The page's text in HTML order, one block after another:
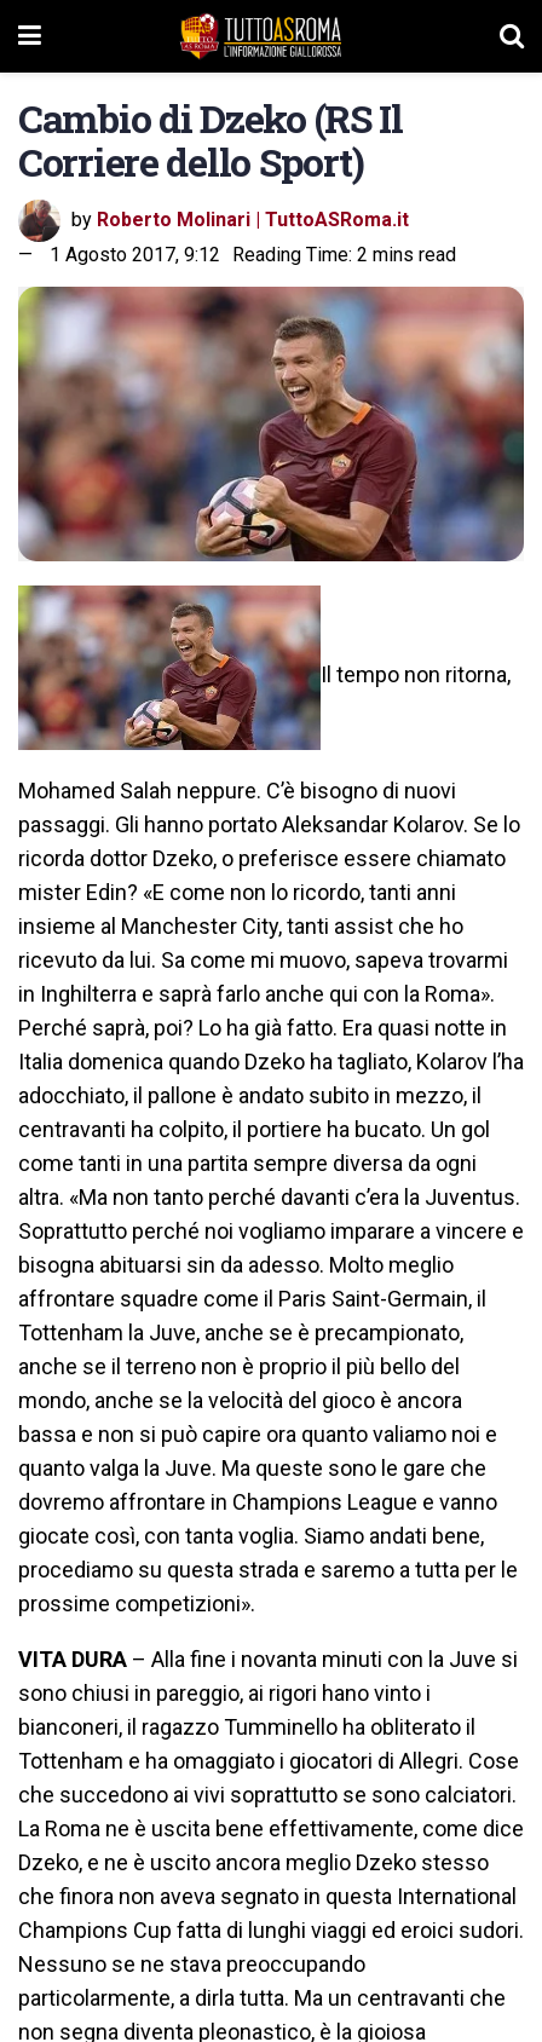
Cambio di Dzeko (RS Il
Corriere dello Sport)
by Roberto Molinari | TuttoASRoma.it
1 Agosto 2017, 9:12
Reading Time: 2 mins read
Il tempo non ritorna,
Mohamed Salah neppure. C’è bisogno di nuovi
passaggi. Gli hanno portato Aleksandar Kolarov. Se lo
ricorda dottor Dzeko, o preferisce essere chiamato
mister Edin? «E come non lo ricordo, tanti anni
insieme al Manchester City, tanti assist che ho
ricevuto da lui. Sa come mi muovo, sapeva trovarmi
in Inghilterra e saprà farlo anche qui con la Roma».
Perché saprà, poi? Lo ha già fatto. Era quasi notte in
Italia domenica quando Dzeko ha tagliato, Kolarov l’ha
adocchiato, il pallone è andato subito in mezzo, il
centravanti ha colpito, il portiere ha bucato. Un gol
come tanti in una partita sempre diversa da ogni
altra. «Ma non tanto perché davanti c’era la Juventus.
Soprattutto perché noi vogliamo imparare a vincere e
bisogna abituarsi sin da adesso. Molto meglio
affrontare squadre come il Paris Saint-Germain, il
Tottenham la Juve, anche se è precampionato,
anche se il terreno non è proprio il più bello del
mondo, anche se la velocità del gioco è ancora
bassa e non si può capire ora quanto valiamo noi e
quanto valga la Juve. Ma queste sono le gare che
dovremo affrontare in Champions League e vanno
giocate così, con tanta voglia. Siamo andati bene,
procediamo su questa strada e saremo a tutta per le
prossime competizioni».
VITA DURA – Alla fine i novanta minuti con la Juve si
sono chiusi in pareggio, ai rigori hano vinto i
bianconeri, il ragazzo Tumminello ha obliterato il
Tottenham e ha omaggiato i giocatori di Allegri. Cose
che succedono ai vivi soprattutto se sono calciatori.
La Roma ne è uscita bene effettivamente, come dice
Dzeko, e ne è uscito ancora meglio Dzeko stesso
che finora non aveva segnato in questa International
Champions Cup fatta di lunghi viaggi ed eroici sudori.
Nessuno se ne stava preoccupando
particolarmente, a dirla tutta. Ma un centravanti che
non segna diventa pleonastico, è la gioiosa